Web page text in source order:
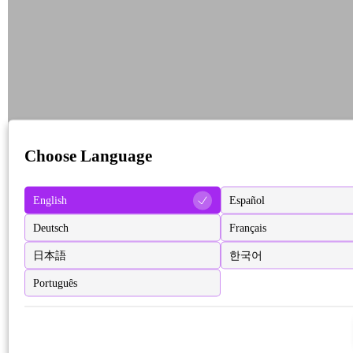
Choose Language
English Español
Deutsch Français
日本語 한국어
Português